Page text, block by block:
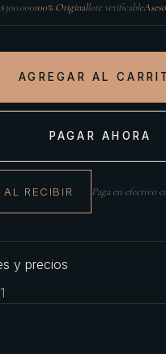
100% Originallote verificable
AGREGAR AL
PAGAR AHORA
AL RECIBIR Paga en efectivo
y precios